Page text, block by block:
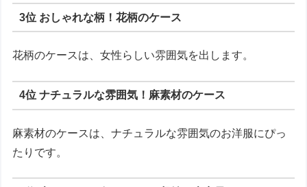
3位 おしゃれな柄！花柄のケース
花柄のケースは、女性らしい雰囲気を出します。
4位 ナチュラルな雰囲気！麻素材のケース
麻素材のケースは、ナチュラルな雰囲気のお洋服にぴっ
たりです。